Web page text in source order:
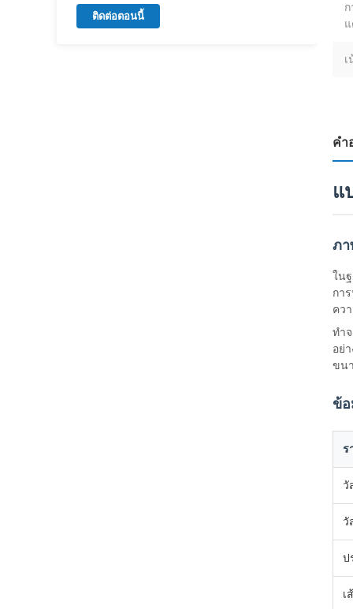
ติดต่อตอนนี้
คํา
แ
ภ
ใน
กา
คว
ทำ
อย่
ขน
ข้
ร
วั
วั
ป
เ